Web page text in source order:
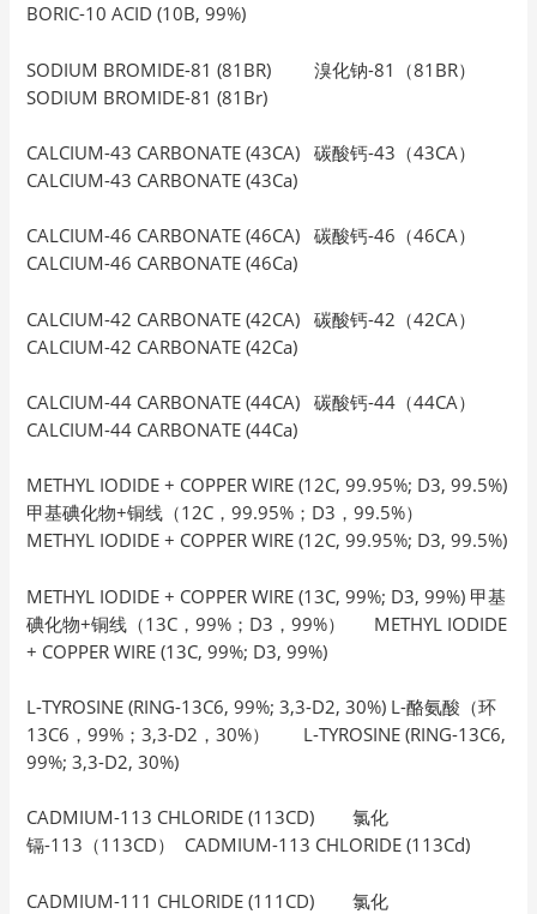
BORIC-10 ACID (10B, 99%)
SODIUM BROMIDE-81 (81BR) 溴化钠-81（81BR）
SODIUM BROMIDE-81 (81Br)
CALCIUM-43 CARBONATE (43CA) 碳酸钙-43（43CA）
CALCIUM-43 CARBONATE (43Ca)
CALCIUM-46 CARBONATE (46CA) 碳酸钙-46（46CA）
CALCIUM-46 CARBONATE (46Ca)
CALCIUM-42 CARBONATE (42CA) 碳酸钙-42（42CA）
CALCIUM-42 CARBONATE (42Ca)
CALCIUM-44 CARBONATE (44CA) 碳酸钙-44（44CA）
CALCIUM-44 CARBONATE (44Ca)
METHYL IODIDE + COPPER WIRE (12C, 99.95%; D3, 99.5%)
甲基碘化物+铜线（12C，99.95%；D3，99.5%）
METHYL IODIDE + COPPER WIRE (12C, 99.95%; D3, 99.5%)
METHYL IODIDE + COPPER WIRE (13C, 99%; D3, 99%) 甲基
碘化物+铜线（13C，99%；D3，99%） METHYL IODIDE
+ COPPER WIRE (13C, 99%; D3, 99%)
L-TYROSINE (RING-13C6, 99%; 3,3-D2, 30%) L-酪氨酸（环
13C6，99%；3,3-D2，30%） L-TYROSINE (RING-13C6,
99%; 3,3-D2, 30%)
CADMIUM-113 CHLORIDE (113CD) 氯化
镉-113（113CD） CADMIUM-113 CHLORIDE (113Cd)
CADMIUM-111 CHLORIDE (111CD) 氯化